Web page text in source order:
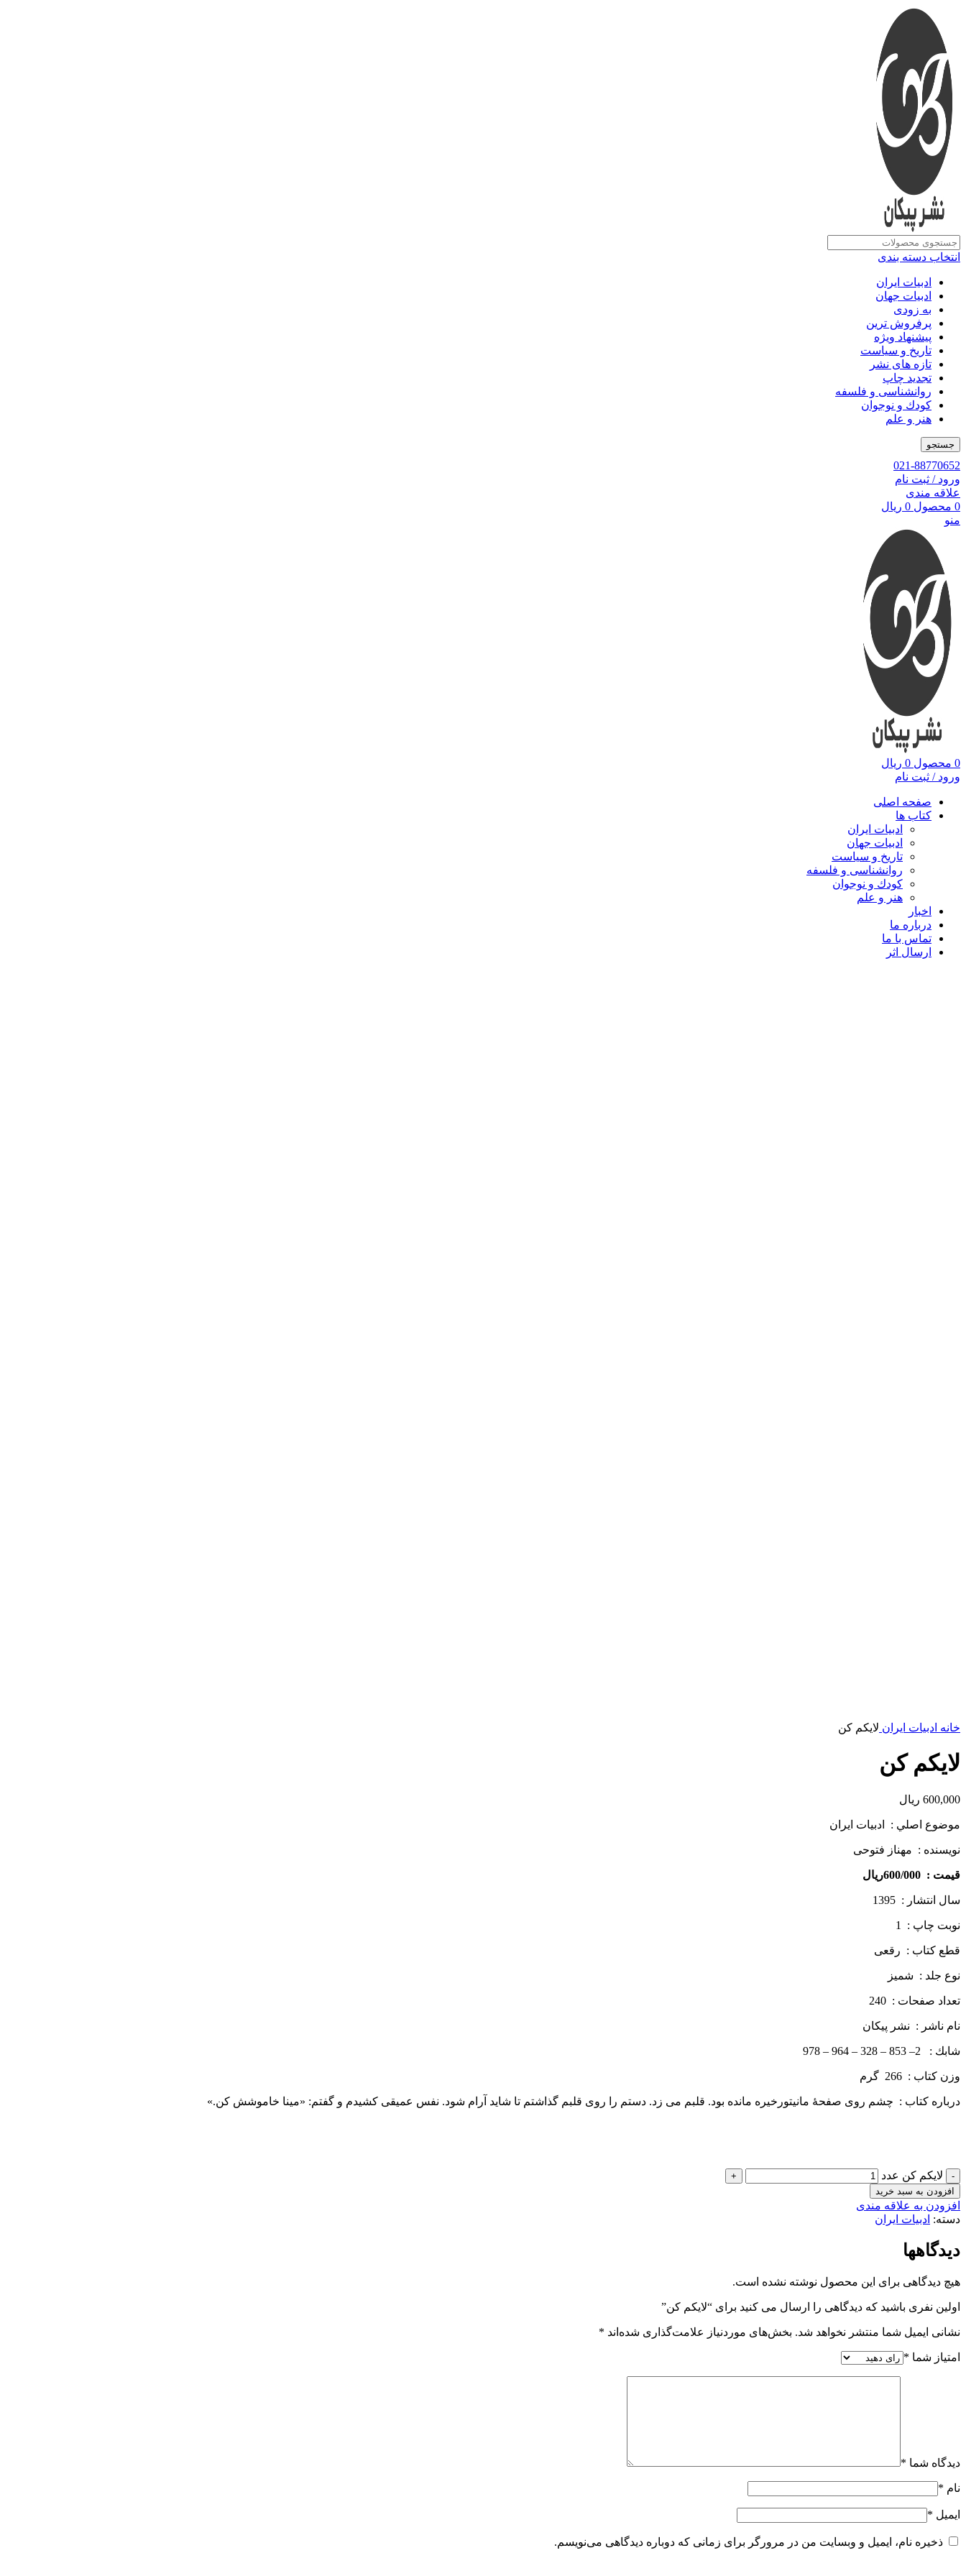
انتخاب دسته بندی
ادبیات ایران
ادبیات جهان
به زودی
پرفروش ترین
پیشنهاد ویژه
تاریخ و سیاست
تازه های نشر
تجدید چاپ
روانشناسی و فلسفه
کودك و نوجوان
هنر و علم
جستجو
021-88770652
ورود / ثبت نام
علاقه مندی
0 محصول 0 ریال
منو
0 محصول 0 ریال
ورود / ثبت نام
صفحه اصلی
کتاب ها
ادبیات ایران
ادبیات جهان
تاریخ و سیاست
روانشناسی و فلسفه
کودك و نوجوان
هنر و علم
اخبار
درباره ما
تماس با ما
ارسال اثر
خانه ادبیات ایران لایکم کن
لایکم کن
600,000 ریال
موضوع اصلي : ادبیات ایران
نويسنده : مهناز فتوحی
قيمت : 600/000ريال
سال انتشار : 1395
نوبت چاپ : 1
قطع كتاب : رقعی
نوع جلد : شمیز
تعداد صفحات : 240
نام ناشر : نشر پيكان
شابك : 2– 853 – 328 – 964 – 978
وزن كتاب : 266 گرم
درباره كتاب : چشم روی صفحۀ مانیتورخیره مانده بود. قلبم می زد. دستم را روی قلبم گذاشتم تا شاید آرام شود. نفس عمیقی کشیدم و گفتم: «مینا خاموشش کن.»
لایکم کن عدد
افزودن به سبد خرید
افزودن به علاقه مندی
دسته: ادبیات ایران
دیدگاهها
هیچ دیدگاهی برای این محصول نوشته نشده است.
اولین نفری باشید که دیدگاهی را ارسال می کنید برای “لایکم کن”
نشانی ایمیل شما منتشر نخواهد شد. بخش‌های موردنیاز علامت‌گذاری شده‌اند *
امتیاز شما *
دیدگاه شما *
نام *
ایمیل *
ذخیره نام، ایمیل و وبسایت من در مرورگر برای زمانی که دوباره دیدگاهی می‌نویسم.